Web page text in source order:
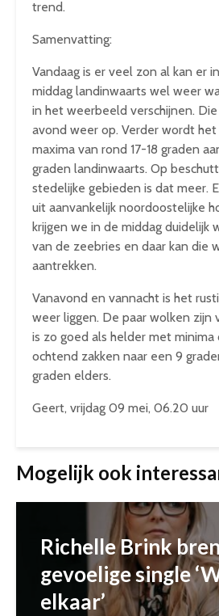
trend.
Samenvatting:
Vandaag is er veel zon al kan er
middag landinwaarts wel weer
in het weerbeeld verschijnen.
avond weer op. Verder wordt
maxima van rond 17-18 graden
graden landinwaarts. Op
stedelijke gebieden is dat meer.
uit aanvankelijk noordoostelijke
krijgen we in de middag duidelijk
van de zeebries en daar kan die
aantrekken.
Vanavond en vannacht is het
weer liggen. De paar wolken zijn
is zo goed als helder met
ochtend zakken naar een 9
graden elders.
Geert, vrijdag 09 mei, 06.20 uur
Mogelijk ook
Richelle Brink
gevoelige single
elkaar’